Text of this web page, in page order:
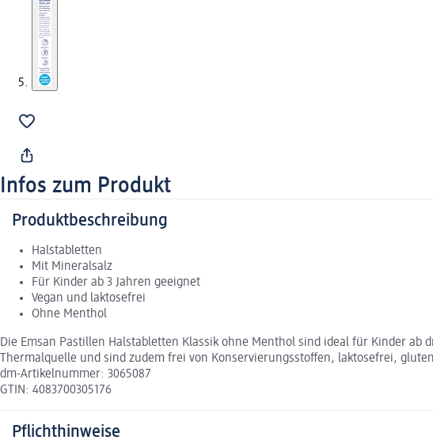
Infos zum Produkt
Produktbeschreibung
Halstabletten
Mit Mineralsalz
Für Kinder ab 3 Jahren geeignet
Vegan und laktosefrei
Ohne Menthol
Die Emsan Pastillen Halstabletten Klassik ohne Menthol sind ideal für Kinder
Thermalquelle und sind zudem frei von Konservierungsstoffen, laktosefrei,
dm-Artikelnummer: 3065087
GTIN: 4083700305176
Pflichthinweise